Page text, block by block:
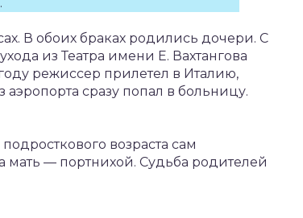
В обоих браках родились дочери. С
из Театра имени Е. Вахтангова
режиссер прилетел в Италию,
сразу попал в больницу.
возраста сам
мать — портнихой. Судьба родителей